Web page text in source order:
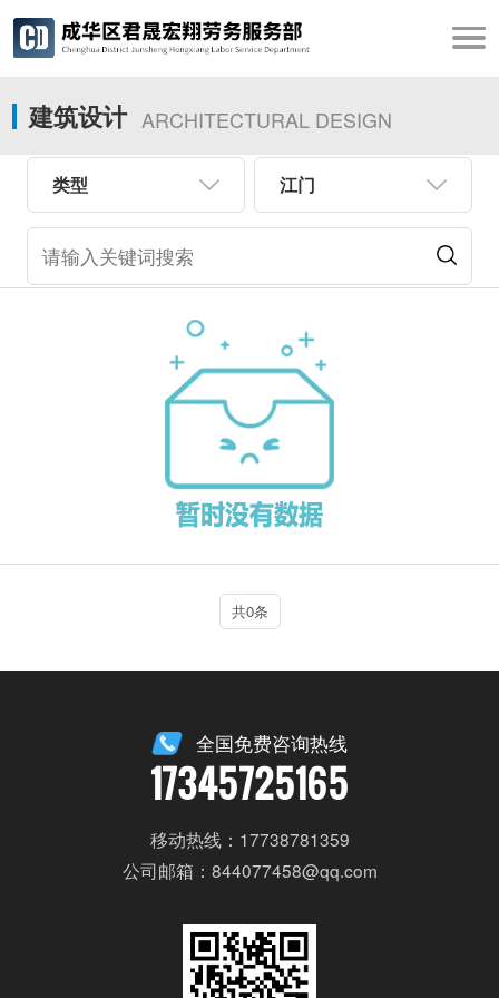
建筑设计 ARCHITECTURAL DESIGN
类型 江门
共0条
全国免费咨询热线
17345725165
移动热线：17738781359
公司邮箱：844077458@qq.com